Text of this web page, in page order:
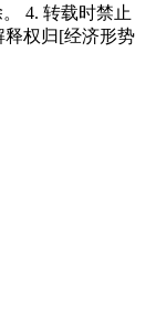
4. 转载时禁止
释权归[经济形势